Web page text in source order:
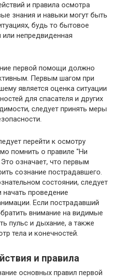
и правила осмотра
знания и навыки могут быть
будь то бытовое
или непредвиденная
первой помощи должно
Первым шагом при
является оценка ситуации
для спасателя и других
следует принять меры
перейти к осмотру
помнить о правиле "Ни
означает, что первым
сознание пострадавшего.
состоянии, следует
проведение
Если пострадавший
внимание на видимые
пульс и дыхание, а также
тела и конечностей.
и правила
основных правил первой